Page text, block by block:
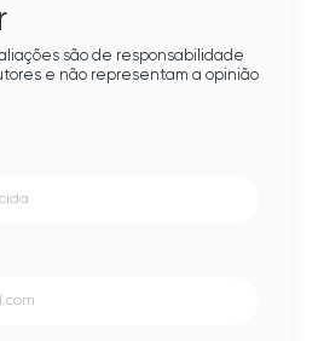
são de responsabilidade
e não representam a opinião